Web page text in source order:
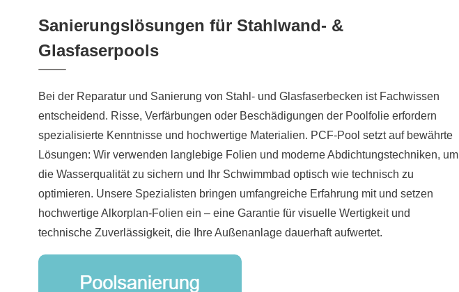
Sanierungslösungen für Stahlwand- &
Glasfaserpools
Bei der Reparatur und Sanierung von Stahl- und Glasfaserbecken ist Fachwissen
entscheidend. Risse, Verfärbungen oder Beschädigungen der Poolfolie erfordern
spezialisierte Kenntnisse und hochwertige Materialien. PCF-Pool setzt auf bewährte
Lösungen: Wir verwenden langlebige Folien und moderne Abdichtungstechniken, um
die Wasserqualität zu sichern und Ihr Schwimmbad optisch wie technisch zu
optimieren. Unsere Spezialisten bringen umfangreiche Erfahrung mit und setzen
hochwertige Alkorplan-Folien ein – eine Garantie für visuelle Wertigkeit und
technische Zuverlässigkeit, die Ihre Außenanlage dauerhaft aufwertet.